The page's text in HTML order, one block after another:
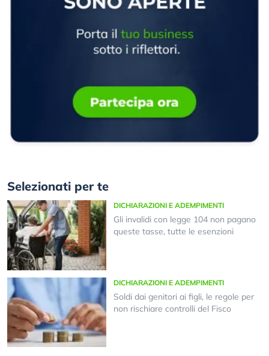
Selezionati per te
DICHIARAZIONI E ADEMPIMENTI
Gli invalidi con legge 104 non pagano
queste tasse, tutte le esenzioni
DICHIARAZIONI E ADEMPIMENTI
Soldi dai genitori ai figli, le regole per
non rischiare controlli del Fisco